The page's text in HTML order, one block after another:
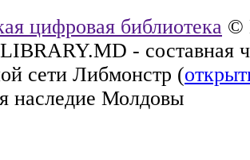
цифровая библиотека ©
- составная
сети Либмонстр (
наследие Молдовы